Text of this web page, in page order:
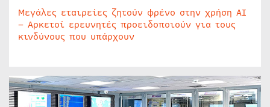
Μεγάλες εταιρείες ζητούν φρένο στην χρήση AI
– Αρκετοί ερευνητές προειδοποιούν για τους
κινδύνους που υπάρχουν